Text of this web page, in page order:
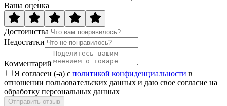
Ваша оценка
Достоинства
Недостатки
Комментарий
Я согласен (-а) с политикой конфиденциальности в
отношении пользовательских данных и даю свое согласие на
обработку персональных данных
Отправить отзыв